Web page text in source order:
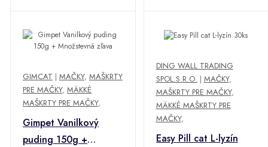
GIMCAT | MAČKY, MAŠKRTY
PRE MAČKY, MÄKKÉ
MAŠKRTY PRE MAČKY,
Gimpet Vanilkový
puding 150g +
DING WALL TRADING
SPOL.S.R.O. | MAČKY,
MAŠKRTY PRE MAČKY,
MÄKKÉ MAŠKRTY PRE
MAČKY,
Easy Pill cat L-lyzín